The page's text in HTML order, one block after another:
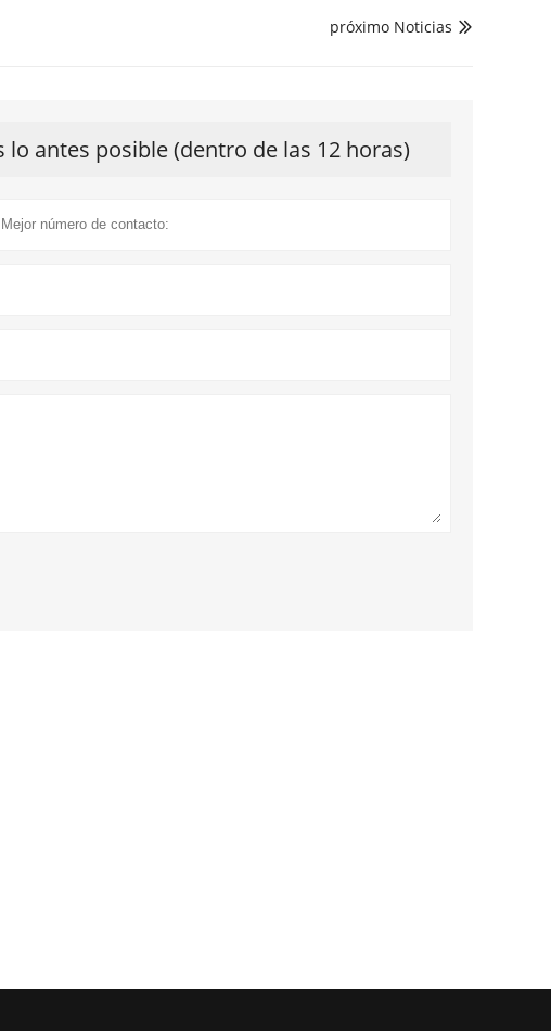

próximo Noticias
antes posible (dentro de las 12 horas)